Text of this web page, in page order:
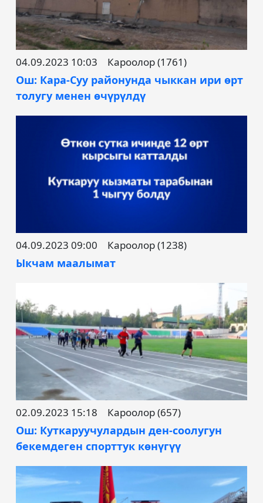
04.09.2023 10:03 Кароолор (1761)
Ош: Кара-Суу районунда чыккан ири өрт
толугу менен өчүрүлдү
04.09.2023 09:00 Кароолор (1238)
Ыкчам маалымат
02.09.2023 15:18 Кароолор (657)
Ош: Куткаруучулардын ден-соолугун
бекемдеген спорттук көнүгүү